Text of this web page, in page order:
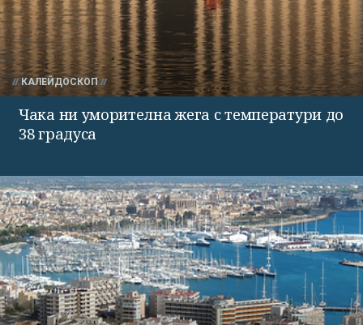
КАЛЕЙДОСКОП
Чака ни уморителна жега с температури до
38 градуса